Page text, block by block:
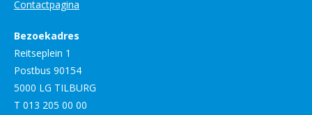
Contactpagina
Bezoekadres
Reitseplein 1
Postbus 90154
5000 LG TILBURG
T 013 205 00 00